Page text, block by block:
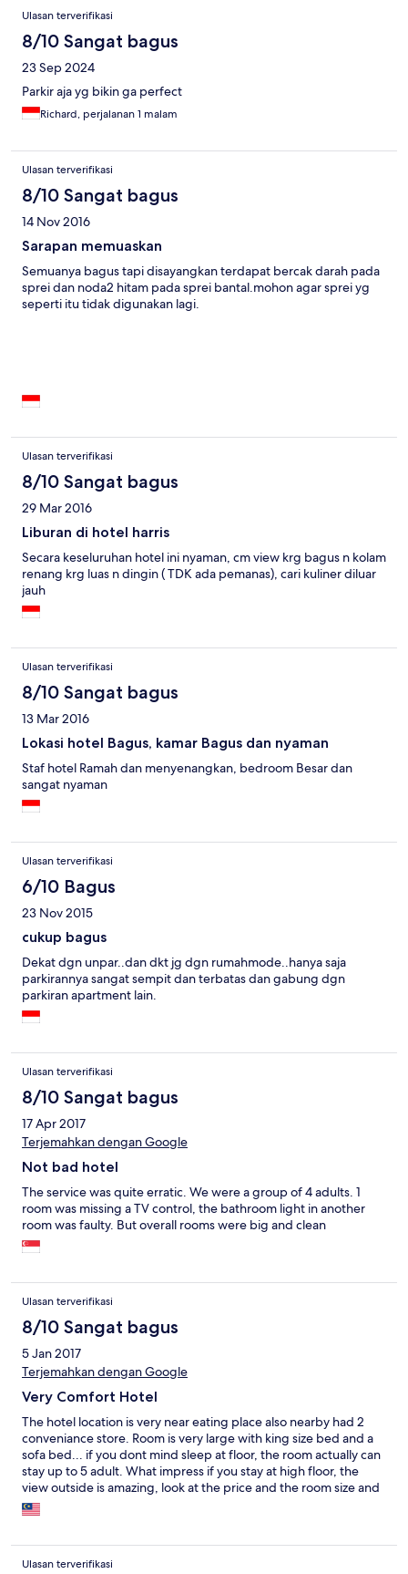
Ulasan terverifikasi
8/10 Sangat bagus
23 Sep 2024
Parkir aja yg bikin ga perfect
Richard, perjalanan 1 malam
Ulasan terverifikasi
8/10 Sangat bagus
14 Nov 2016
Sarapan memuaskan
Semuanya bagus tapi disayangkan terdapat bercak darah pada
sprei dan noda2 hitam pada sprei bantal.mohon agar sprei yg
seperti itu tidak digunakan lagi.
Ulasan terverifikasi
8/10 Sangat bagus
29 Mar 2016
Liburan di hotel harris
Secara keseluruhan hotel ini nyaman, cm view krg bagus n kolam
renang krg luas n dingin ( TDK ada pemanas), cari kuliner diluar
jauh
Ulasan terverifikasi
8/10 Sangat bagus
13 Mar 2016
Lokasi hotel Bagus, kamar Bagus dan nyaman
Staf hotel Ramah dan menyenangkan, bedroom Besar dan
sangat nyaman
Ulasan terverifikasi
6/10 Bagus
23 Nov 2015
cukup bagus
Dekat dgn unpar..dan dkt jg dgn rumahmode..hanya saja
parkirannya sangat sempit dan terbatas dan gabung dgn
parkiran apartment lain.
Ulasan terverifikasi
8/10 Sangat bagus
17 Apr 2017
Terjemahkan dengan Google
Not bad hotel
The service was quite erratic. We were a group of 4 adults. 1
room was missing a TV control, the bathroom light in another
room was faulty. But overall rooms were big and clean
Ulasan terverifikasi
8/10 Sangat bagus
5 Jan 2017
Terjemahkan dengan Google
Very Comfort Hotel
The hotel location is very near eating place also nearby had 2
conveniance store. Room is very large with king size bed and a
sofa bed... if you dont mind sleep at floor, the room actually can
stay up to 5 adult. What impress if you stay at high floor, the
view outside is amazing, look at the price and the room size and
facility, is really worth to stay, sure will return if next time visit...
Ulasan terverifikasi